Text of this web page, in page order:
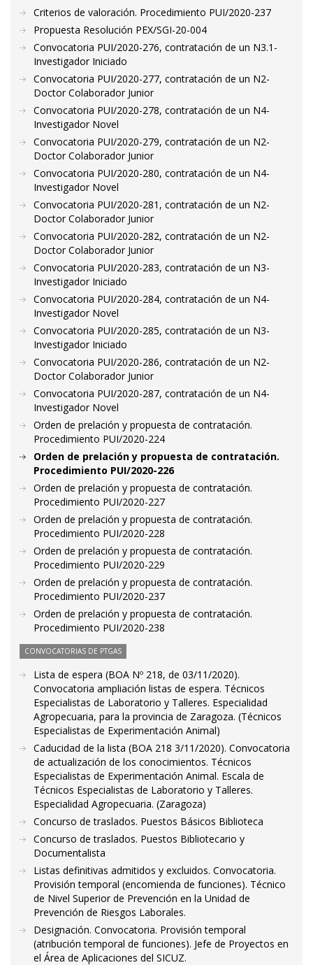
Criterios de valoración. Procedimiento PUI/2020-237
Propuesta Resolución PEX/SGI-20-004
Convocatoria PUI/2020-276, contratación de un N3.1-
Investigador Iniciado
Convocatoria PUI/2020-277, contratación de un N2-
Doctor Colaborador Junior
Convocatoria PUI/2020-278, contratación de un N4-
Investigador Novel
Convocatoria PUI/2020-279, contratación de un N2-
Doctor Colaborador Junior
Convocatoria PUI/2020-280, contratación de un N4-
Investigador Novel
Convocatoria PUI/2020-281, contratación de un N2-
Doctor Colaborador Junior
Convocatoria PUI/2020-282, contratación de un N2-
Doctor Colaborador Junior
Convocatoria PUI/2020-283, contratación de un N3-
Investigador Iniciado
Convocatoria PUI/2020-284, contratación de un N4-
Investigador Novel
Convocatoria PUI/2020-285, contratación de un N3-
Investigador Iniciado
Convocatoria PUI/2020-286, contratación de un N2-
Doctor Colaborador Junior
Convocatoria PUI/2020-287, contratación de un N4-
Investigador Novel
Orden de prelación y propuesta de contratación.
Procedimiento PUI/2020-224
Orden de prelación y propuesta de contratación.
Procedimiento PUI/2020-226
Orden de prelación y propuesta de contratación.
Procedimiento PUI/2020-227
Orden de prelación y propuesta de contratación.
Procedimiento PUI/2020-228
Orden de prelación y propuesta de contratación.
Procedimiento PUI/2020-229
Orden de prelación y propuesta de contratación.
Procedimiento PUI/2020-237
Orden de prelación y propuesta de contratación.
Procedimiento PUI/2020-238
CONVOCATORIAS DE PTGAS
Lista de espera (BOA Nº 218, de 03/11/2020).
Convocatoria ampliación listas de espera. Técnicos
Especialistas de Laboratorio y Talleres. Especialidad
Agropecuaria, para la provincia de Zaragoza. (Técnicos
Especialistas de Experimentación Animal)
Caducidad de la lista (BOA 218 3/11/2020). Convocatoria
de actualización de los conocimientos. Técnicos
Especialistas de Experimentación Animal. Escala de
Técnicos Especialistas de Laboratorio y Talleres.
Especialidad Agropecuaria. (Zaragoza)
Concurso de traslados. Puestos Básicos Biblioteca
Concurso de traslados. Puestos Bibliotecario y
Documentalista
Listas definitivas admitidos y excluidos. Convocatoria.
Provisión temporal (encomienda de funciones). Técnico
de Nivel Superior de Prevención en la Unidad de
Prevención de Riesgos Laborales.
Designación. Convocatoria. Provisión temporal
(atribución temporal de funciones). Jefe de Proyectos en
el Área de Aplicaciones del SICUZ.